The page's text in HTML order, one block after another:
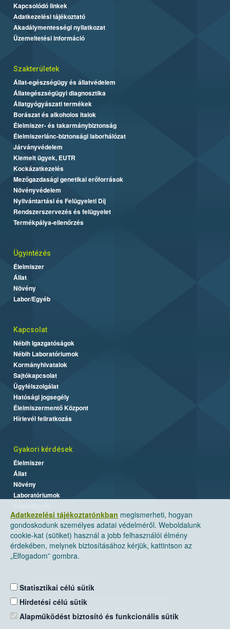
Adatkezelési tájékoztatónkban megismerheti, hogyan
gondoskodunk személyes adatai védelméről. Weboldalunk
cookie-kat (sütiket) használ a jobb felhasználói élmény
érdekében, melynek biztosításához kérjük, kattintson az
„Elfogadom” gombra.
Statisztikai célú sütik
Hirdetési célú sütik
Alapműködést biztosító és funkcionális sütik
Kapcsolódó linkek
Adatkezelési tájékoztató
Akadálymentességi nyilatkozat
Üzemeltetési információ
Szakterületek
Állat-egészségügy és állatvédelem
Állategészségügyi diagnosztika
Állatgyógyászati termékek
Borászat és alkoholos italok
Élelmiszer- és takarmánybiztonság
Élelmiszerlánc-biztonsági laborhálózat
Járványvédelem
Kiemelt ügyek, EUTR
Kockázatkezelés
Mezőgazdasági genetikai erőforrások
Növényvédelem
Nyilvántartási és Felügyeleti Díj
Rendszerszervezés és felügyelet
Termékpálya-ellenőrzés
Ügyintézés
Élelmiszer
Állat
Növény
Labor/Egyéb
Kapcsolat
Nébih Igazgatóságok
Nébih Laboratóriumok
Kormányhivatalok
Sajtókapcsolat
Ügyfélszolgálat
Hatósági jogsegély
Élelmiszermentő Központ
Hírlevél feliratkozás
Gyakori kérdések
Élelmiszer
Állat
Növény
Laboratóriumok
Nemzeti Élelmiszerlánc-biztonsági Hivatal
Levelezési cím: 1525 Budapest. Pf. 30.